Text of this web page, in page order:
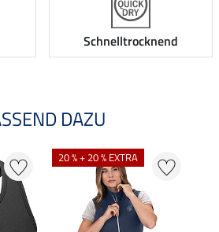
Schnelltrocknend
DAZU
20 % + 20 % EXTRA